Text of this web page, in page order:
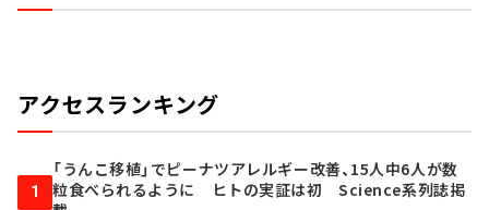
アクセスランキング
1
「うんこ移植」でピーナツアレルギー改善、15人中6人が数
粒食べられるように ヒトの実証は初 Science系列誌掲